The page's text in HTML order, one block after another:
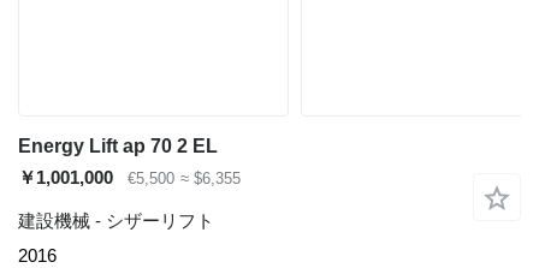
Energy Lift ap 70 2 EL
￥1,001,000
€5,500 ≈ $6,355
建設機械 - シザーリフト
2016